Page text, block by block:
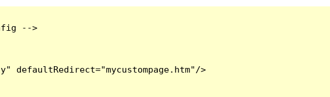
-->
defaultRedirect="mycustompage.htm"/>